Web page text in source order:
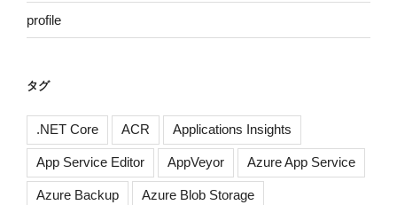
profile
タグ
.NET Core ACR Applications Insights
App Service Editor AppVeyor Azure App Service
Azure Backup Azure Blob Storage